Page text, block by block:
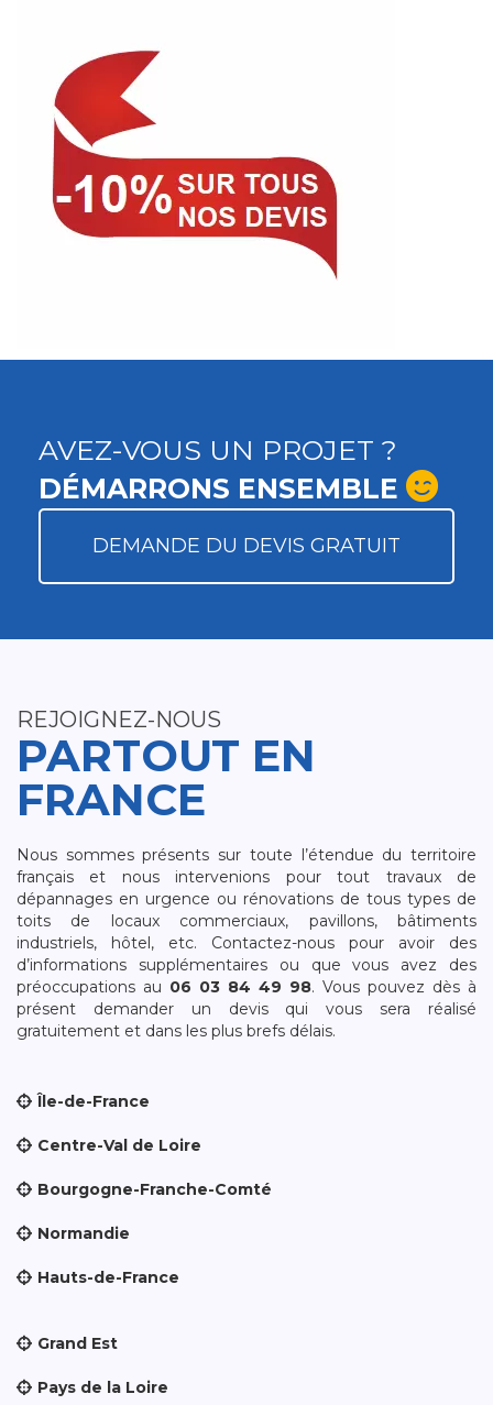
AVEZ-VOUS UN PROJET ?
DÉMARRONS ENSEMBLE
DEMANDE DU DEVIS GRATUIT
REJOIGNEZ-NOUS
PARTOUT EN
FRANCE
Nous sommes présents sur toute l’étendue du territoire
français et nous intervenions pour tout travaux de
dépannages en urgence ou rénovations de tous types de
toits de locaux commerciaux, pavillons, bâtiments
industriels, hôtel, etc. Contactez-nous pour avoir des
d’informations supplémentaires ou que vous avez des
préoccupations au 06 03 84 49 98. Vous pouvez dès à
présent demander un devis qui vous sera réalisé
gratuitement et dans les plus brefs délais.
Île-de-France
Centre-Val de Loire
Bourgogne-Franche-Comté
Normandie
Hauts-de-France
Grand Est
Pays de la Loire